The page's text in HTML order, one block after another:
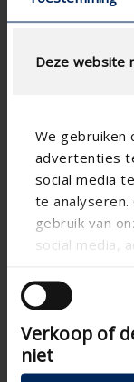
Deze website
We gebruiken
advertenties
social media
te
gebruik van
social media,
andere
die ze hebben
van hun
Verkoop of
niet
Technische
Fysische vrije
Lamelstap (mm)
technical.ip_klasse
Inbouwdiepte
Totale